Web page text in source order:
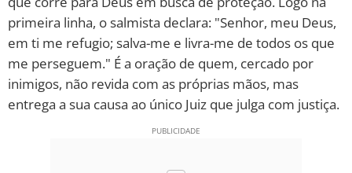
SALMO DO DIA
DEVOCIONAL DIÁRIO
10 MANDAMENTOS
primeira linha, o salmista declara: "Senhor, meu Deus,
em ti me refugio; salva-me e livra-me de todos os que
me perseguem." É a oração de quem, cercado por
inimigos, não revida com as próprias mãos, mas
entrega a sua causa ao único Juiz que julga com justiça.